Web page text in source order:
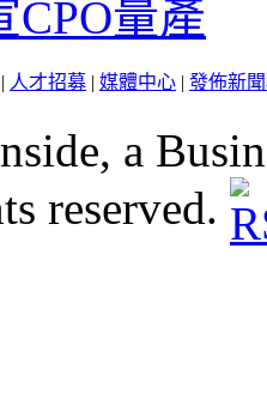
CPO量產
| 人才招募 | 媒體中心 | 發佈新
a
reserved.